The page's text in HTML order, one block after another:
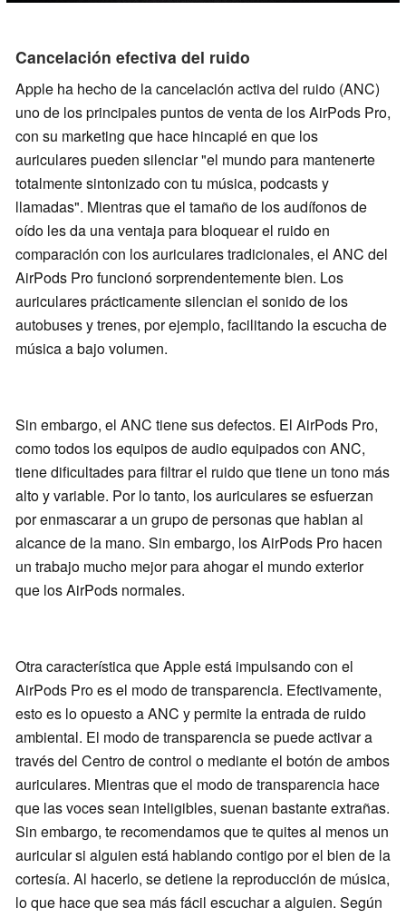
Cancelación efectiva del ruido
Apple ha hecho de la cancelación activa del ruido (ANC)
uno de los principales puntos de venta de los AirPods Pro,
con su marketing que hace hincapié en que los
auriculares pueden silenciar "el mundo para mantenerte
totalmente sintonizado con tu música, podcasts y
llamadas". Mientras que el tamaño de los audífonos de
oído les da una ventaja para bloquear el ruido en
comparación con los auriculares tradicionales, el ANC del
AirPods Pro funcionó sorprendentemente bien. Los
auriculares prácticamente silencian el sonido de los
autobuses y trenes, por ejemplo, facilitando la escucha de
música a bajo volumen.
Sin embargo, el ANC tiene sus defectos. El AirPods Pro,
como todos los equipos de audio equipados con ANC,
tiene dificultades para filtrar el ruido que tiene un tono más
alto y variable. Por lo tanto, los auriculares se esfuerzan
por enmascarar a un grupo de personas que hablan al
alcance de la mano. Sin embargo, los AirPods Pro hacen
un trabajo mucho mejor para ahogar el mundo exterior
que los AirPods normales.
Otra característica que Apple está impulsando con el
AirPods Pro es el modo de transparencia. Efectivamente,
esto es lo opuesto a ANC y permite la entrada de ruido
ambiental. El modo de transparencia se puede activar a
través del Centro de control o mediante el botón de ambos
auriculares. Mientras que el modo de transparencia hace
que las voces sean inteligibles, suenan bastante extrañas.
Sin embargo, te recomendamos que te quites al menos un
auricular si alguien está hablando contigo por el bien de la
cortesía. Al hacerlo, se detiene la reproducción de música,
lo que hace que sea más fácil escuchar a alguien. Según